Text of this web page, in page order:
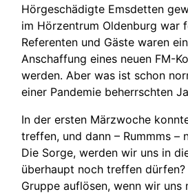
Hörgeschädigte Emsdetten
im Hörzentrum Oldenburg war
Referenten und Gäste waren
Anschaffung eines neuen FM-
werden. Aber was ist schon
einer Pandemie beherrschten
In der ersten Märzwoche
treffen, und dann – Rummms –
Die Sorge, werden wir uns in
überhaupt noch treffen
Gruppe auflösen, wenn wir uns